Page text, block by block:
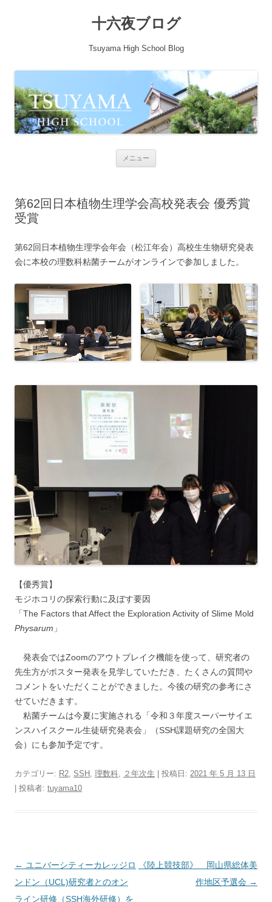
十六夜ブログ
Tsuyama High School Blog
メニュー
第62回日本植物生理学会高校発表会 優秀賞
受賞
第62回日本植物生理学会年会（松江年会）高校生生物研究発表
会に本校の理数科粘菌チームがオンラインで参加しました。
【優秀賞】
モジホコリの探索行動に及ぼす要因
「The Factors that Affect the Exploration Activity of Slime Mold
Physarum 」
発表会ではZoomのアウトブレイク機能を使って、研究者の
先生方がポスター発表を見学していただき、たくさんの質問や
コメントをいただくことができました。今後の研究の参考にさ
せていだきます。
粘菌チームは今夏に実施される「令和３年度スーパーサイエ
ンスハイスクール生徒研究発表会」（SSH課題研究の全国大
会）にも参加予定です。
カテゴリー: R2, SSH , 理数科, ２年次生 | 投稿日: 2021 年 5 月 13 日
投稿者: tuyama10
投稿ナビゲーション
← ユニバーシティーカレッジロ
ンドン（UCL)研究者とのオン
ライン研修（SSH海外研修）を
《陸上競技部》 岡山県総体美
作地区予選会 →